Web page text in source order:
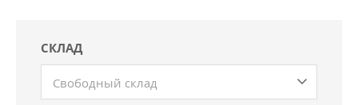
СКЛАД
Свободный склад